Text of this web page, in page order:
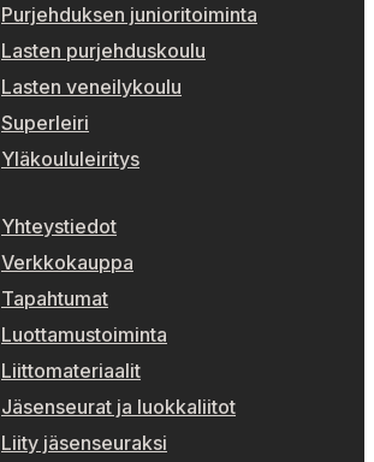
Purjehduksen junioritoiminta
Lasten purjehduskoulu
Lasten veneilykoulu
Superleiri
Yläkoululeiritys
Yhteystiedot
Verkkokauppa
Tapahtumat
Luottamustoiminta
Liittomateriaalit
Jäsenseurat ja luokkaliitot
Liity jäsenseuraksi